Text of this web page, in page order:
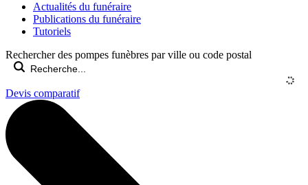
Actualités du funéraire
Publications du funéraire
Tutoriels
Rechercher des pompes funèbres par ville ou code postal
Devis comparatif